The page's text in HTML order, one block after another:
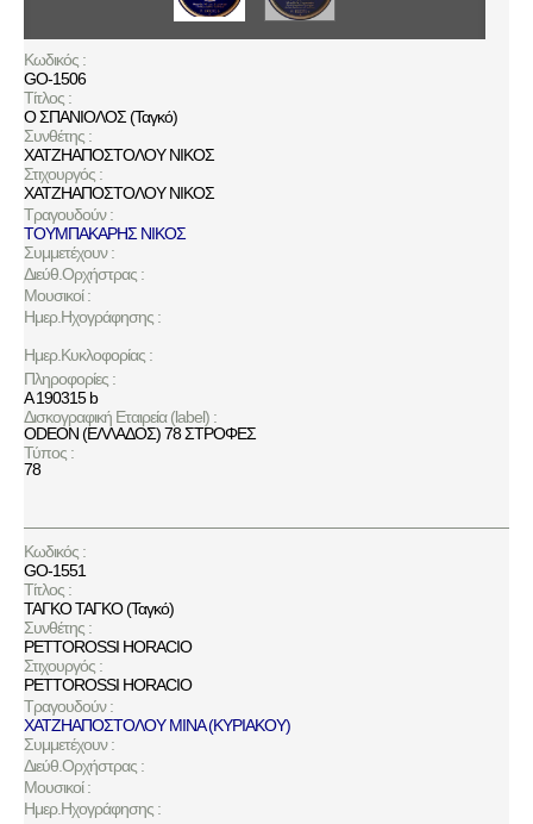
Κωδικός :
GO-1506
Τίτλος :
Ο ΣΠΑΝΙΟΛΟΣ (Ταγκό)
Συνθέτης :
ΧΑΤΖΗΑΠΟΣΤΟΛΟΥ ΝΙΚΟΣ
Στιχουργός :
ΧΑΤΖΗΑΠΟΣΤΟΛΟΥ ΝΙΚΟΣ
Τραγουδούν :
ΤΟΥΜΠΑΚΑΡΗΣ ΝΙΚΟΣ
Συμμετέχουν :
Διεύθ.Ορχήστρας :
Μουσικοί :
Ημερ.Ηχογράφησης :
Ημερ.Κυκλοφορίας :
Πληροφορίες :
A 190315 b
Δισκογραφική Εταιρεία (label) :
ODEON (ΕΛΛΑΔΟΣ) 78 ΣΤΡΟΦΕΣ
Τύπος :
78
Κωδικός :
GO-1551
Τίτλος :
ΤΑΓΚΟ ΤΑΓΚΟ (Ταγκό)
Συνθέτης :
PETTOROSSI HORACIO
Στιχουργός :
PETTOROSSI HORACIO
Τραγουδούν :
ΧΑΤΖΗΑΠΟΣΤΟΛΟΥ ΜΙΝΑ (ΚΥΡΙΑΚΟΥ)
Συμμετέχουν :
Διεύθ.Ορχήστρας :
Μουσικοί :
Ημερ.Ηχογράφησης :